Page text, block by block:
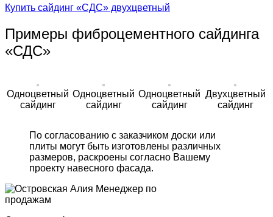
Купить сайдинг «СДС» двухцветный
Примеры фиброцементного сайдинга
«СДС»
Одноцветный
сайдинг
Одноцветный
сайдинг
Одноцветный
сайдинг
Двухцветный
сайдинг
По согласованию с заказчиком доски или
плиты могут быть изготовлены различных
размеров, раскроены согласно Вашему
проекту навесного фасада.